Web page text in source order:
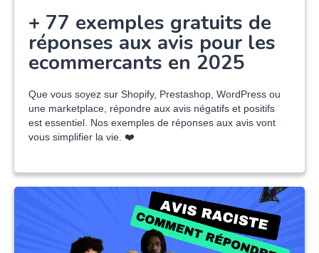
+ 77 exemples gratuits de
réponses aux avis pour les
ecommercants en 2025
Que vous soyez sur Shopify, Prestashop, WordPress ou
une marketplace, répondre aux avis négatifs et positifs
est essentiel. Nos exemples de réponses aux avis vont
vous simplifier la vie. ❤️